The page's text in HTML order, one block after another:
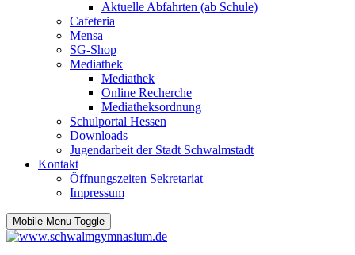
Aktuelle Abfahrten (ab Schule)
Cafeteria
Mensa
SG-Shop
Mediathek
Mediathek
Online Recherche
Mediatheksordnung
Schulportal Hessen
Downloads
Jugendarbeit der Stadt Schwalmstadt
Kontakt
Öffnungszeiten Sekretariat
Impressum
Mobile Menu Toggle